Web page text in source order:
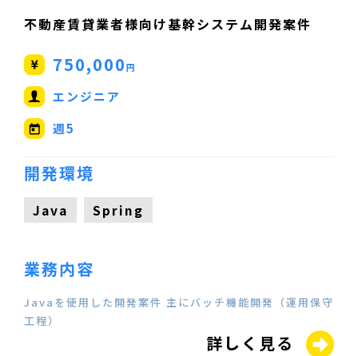
不動産賃貸業者様向け基幹システム開発案件
750,000円
エンジニア
週5
開発環境
Java Spring
業務内容
Javaを使用した開発案件 主にバッチ機能開発（運用保守
工程）
詳しく見る